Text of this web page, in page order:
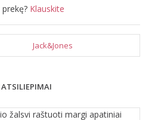
Klauskite
Jack&Jones
ATSILIEPIMAI
žalsvi raštuoti margi apatiniai